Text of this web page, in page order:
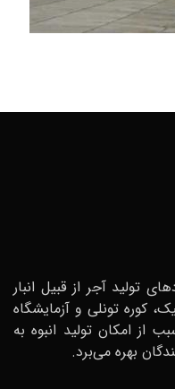
تولید آجر از قبیل انبار
کوره تونلی و آزمایشگاه
امکان تولید انبوه به
بهره می‌برد.